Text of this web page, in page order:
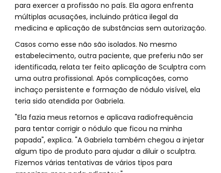
para exercer a profissão no país. Ela agora enfrenta
múltiplas acusações, incluindo prática ilegal da
medicina e aplicação de substâncias sem autorização.
Casos como esse não são isolados. No mesmo
estabelecimento, outra paciente, que preferiu não ser
identificada, relata ter feito aplicação de Sculptra com
uma outra profissional. Após complicações, como
inchaço persistente e formação de nódulo visível, ela
teria sido atendida por Gabriela.
"Ela fazia meus retornos e aplicava radiofrequência
para tentar corrigir o nódulo que ficou na minha
papada", explica. "A Gabriela também chegou a injetar
algum tipo de produto para ajudar a diluir o sculptra.
Fizemos várias tentativas de vários tipos para